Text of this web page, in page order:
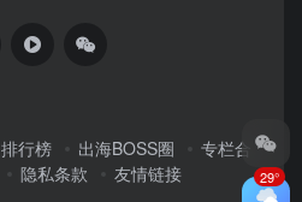
排行榜 出海BOSS圈
专栏合
隐私条款 友情链接 29°